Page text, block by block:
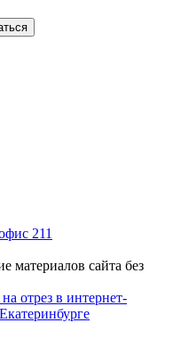
211
материалов сайта без
отрез в интернет-